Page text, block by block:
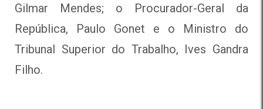
Gilmar Mendes; o Procurador-Geral da
República, Paulo Gonet e o Ministro do
Tribunal Superior do Trabalho, Ives Gandra
Filho.